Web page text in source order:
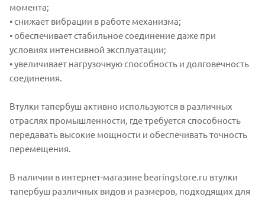
момента;
• снижает вибрации в работе механизма;
• обеспечивает стабильное соединение даже при
условиях интенсивной эксплуатации;
• увеличивает нагрузочную способность и долговечность
соединения.
Втулки тапербуш активно используются в различных
отраслях промышленности, где требуется способность
передавать высокие мощности и обеспечивать точность
перемещения.
В наличии в интернет-магазине bearingstore.ru втулки
тапербуш различных видов и размеров, подходящих для